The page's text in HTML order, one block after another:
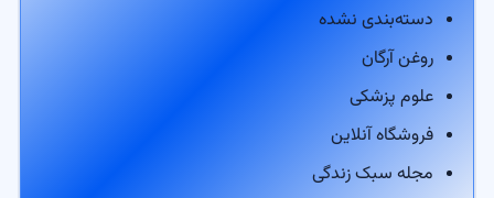
دسته‌بندی نشده
روغن آرگان
علوم پزشکی
فروشگاه آنلاین
مجله سبک زندگی